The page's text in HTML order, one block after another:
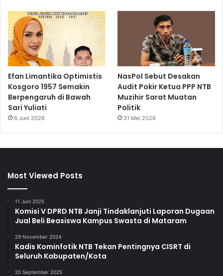
Efan Limantika Optimistis
Kosgoro 1957 Semakin
Berpengaruh di Bawah
Sari Yuliati
6 Juni 2026
NasPol Sebut Desakan
Audit Pokir Ketua PPP NTB
Muzihir Sarat Muatan
Politik
31 Mei 2026
Most Viewed Posts
11 Juni 2025
Komisi V DPRD NTB Janji Tindaklanjuti Laporan Dugaan
Jual Beli Beasiswa Kampus Swasta di Mataram
29 November 2024
Kadis Kominfotik NTB Tekan Pentingnya CISRT di
Seluruh Kabupaten/Kota
20 September 2025